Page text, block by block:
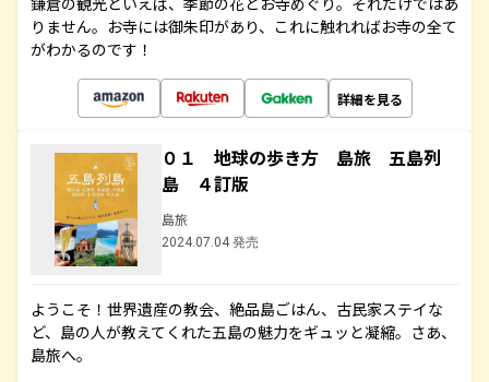
りません。お寺には御朱印があり、これに触れればお寺の全て
がわかるのです！
詳細を見る
０１ 地球の歩き方 島旅 五島列
島 ４訂版
島旅
2024.07.04 発売
ようこそ！世界遺産の教会、絶品島ごはん、古民家ステイな
ど、島の人が教えてくれた五島の魅力をギュッと凝縮。さあ、
島旅へ。